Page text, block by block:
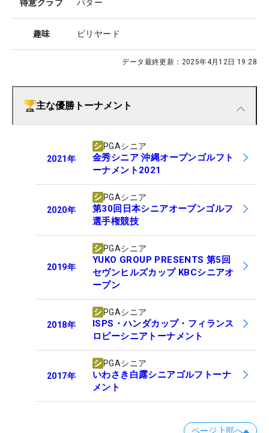
得意クラブ パター
趣味 ビリヤード
データ最終更新： 2025年4月12日 19:28
主な優勝トーナメント
2021年
PGAシニア
金秀シニア 沖縄オープンゴルフト
ーナメント2021
2020年
PGAシニア
第30回日本シニアオープンゴルフ
選手権競技
2019年
PGAシニア
YUKO GROUP PRESENTS 第5回
セヴンヒルズカップ KBCシニアオ
ープン
2018年
PGAシニア
ISPS・ハンダカップ・フィランス
ロピーシニアトーナメント
2017年
PGAシニア
いわさき白露シニアゴルフトーナ
メント
ページ上部へ